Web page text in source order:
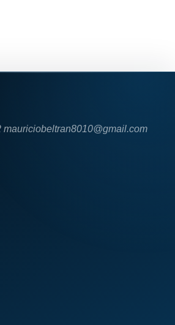
mauriciobeltran8010@gmail.com